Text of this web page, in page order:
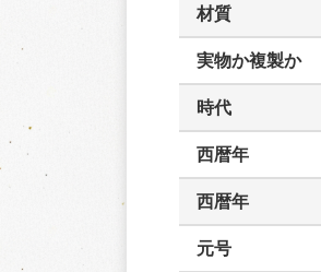
材質
実物か複製か
時代
西暦年
西暦年
元号